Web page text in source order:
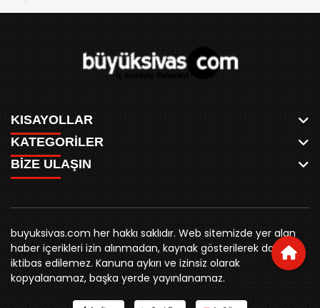
KISAYOLLAR
ANASAYFA
AKSU CANLI
MEYDAN CANLI
MEDRESELER CANLI
MERAKÜM CANLI
YUKARI TEKKE CANLI
KURUMSAL KİMLİK
REKLAM FİYATLARI
BİZE ULAŞIN
KÜNYE
KATEGORİLER
WHATSAPP
SPOR
SİYASET
BELEDİYE
SİVAS VALİLİĞİ
ÜNİVERSİTE
KURUMLAR
STK
YORUM
BİZE ULAŞIN
0346 221 00 60
buyuksivashaber@gmail.com
Örtülüpınar Mah. İnönü Bulvarı Özkahya Apt. Kat:3 D:7
Sivas
buyuksivas.com her hakkı saklıdır. Web sitemizde yer alan
haber içerikleri izin alınmadan, kaynak gösterilerek dahi
iktibas edilemez. Kanuna aykırı ve izinsiz olarak
kopyalanamaz, başka yerde yayınlanamaz.